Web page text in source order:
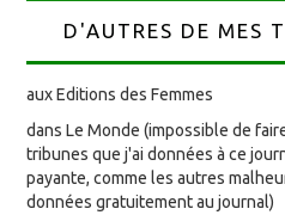
D'AUTRES DE MES
aux Editions des Femmes
dans Le Monde (impossible de
tribunes que j'ai données à ce
payante, comme les autres
données gratuitement au journal)